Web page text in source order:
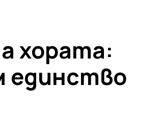
хората:
единство